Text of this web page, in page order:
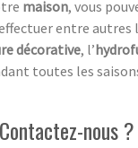
maison, vous
entre autres
décorative, l’
toutes les
nous ?